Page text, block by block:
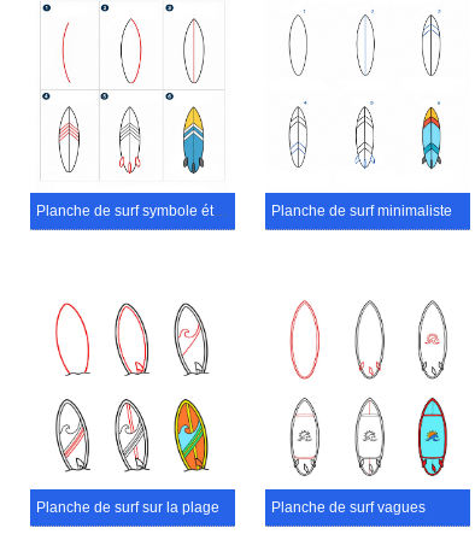
Planche de surf symbole étoile Planche de surf minimaliste
Planche de surf sur la plage Planche de surf vagues